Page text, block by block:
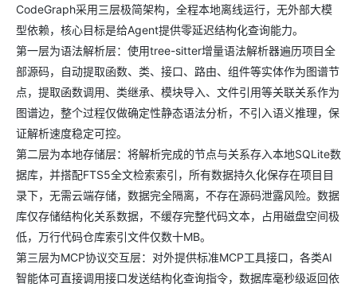
CodeGraph采用三层极简架构，全程本地离线运行，无外部大模
型依赖，核心目标是给Agent提供零延迟结构化查询能力。
第一层为语法解析层：使用tree-sitter增量语法解析器遍历项目全
部源码，自动提取函数、类、接口、路由、组件等实体作为图谱节
点，提取函数调用、类继承、模块导入、文件引用等关联关系作为
图谱边，整个过程仅做确定性静态语法分析，不引入语义推理，保
证解析速度稳定可控。
第二层为本地存储层：将解析完成的节点与关系存入本地SQLite数
据库，并搭配FTS5全文检索索引，所有数据持久化保存在项目目
录下，无需云端存储，数据完全隔离，不存在源码泄露风险。数据
库仅存储结构化关系数据，不缓存完整代码文本，占用磁盘空间极
低，万行代码仓库索引文件仅数十MB。
第三层为MCP协议交互层：对外提供标准MCP工具接口，各类AI
智能体可直接调用接口发送结构化查询指令，数据库毫秒级返回依